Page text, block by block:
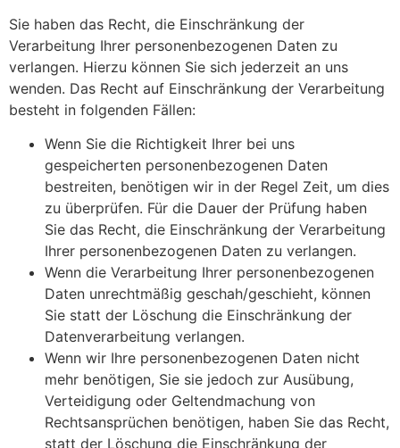
Sie haben das Recht, die Einschränkung der
Verarbeitung Ihrer personenbezogenen Daten zu
verlangen. Hierzu können Sie sich jederzeit an uns
wenden. Das Recht auf Einschränkung der Verarbeitung
besteht in folgenden Fällen:
Wenn Sie die Richtigkeit Ihrer bei uns
gespeicherten personenbezogenen Daten
bestreiten, benötigen wir in der Regel Zeit, um dies
zu überprüfen. Für die Dauer der Prüfung haben
Sie das Recht, die Einschränkung der Verarbeitung
Ihrer personenbezogenen Daten zu verlangen.
Wenn die Verarbeitung Ihrer personenbezogenen
Daten unrechtmäßig geschah/geschieht, können
Sie statt der Löschung die Einschränkung der
Datenverarbeitung verlangen.
Wenn wir Ihre personenbezogenen Daten nicht
mehr benötigen, Sie sie jedoch zur Ausübung,
Verteidigung oder Geltendmachung von
Rechtsansprüchen benötigen, haben Sie das Recht,
statt der Löschung die Einschränkung der